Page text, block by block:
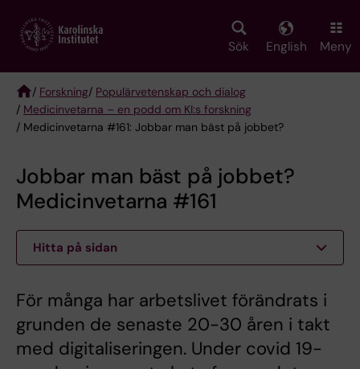
main
Sök English Meny
Breadcrumb
/ Forskning/ Populärvetenskap och dialog
/ Medicinvetarna – en podd om KI:s forskning
/ Medicinvetarna #161: Jobbar man bäst på jobbet?
Jobbar man bäst på jobbet?
Medicinvetarna #161
Hitta på sidan
För många har arbetslivet förändrats i
grunden de senaste 20-30 åren i takt
med digitaliseringen. Under covid 19-